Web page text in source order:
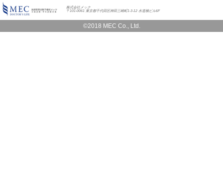
株式会社メック
〒101-0061 東京都千代田区神田三崎町1-3-12 水道橋ビル6F
©2018 MEC Co., Ltd.